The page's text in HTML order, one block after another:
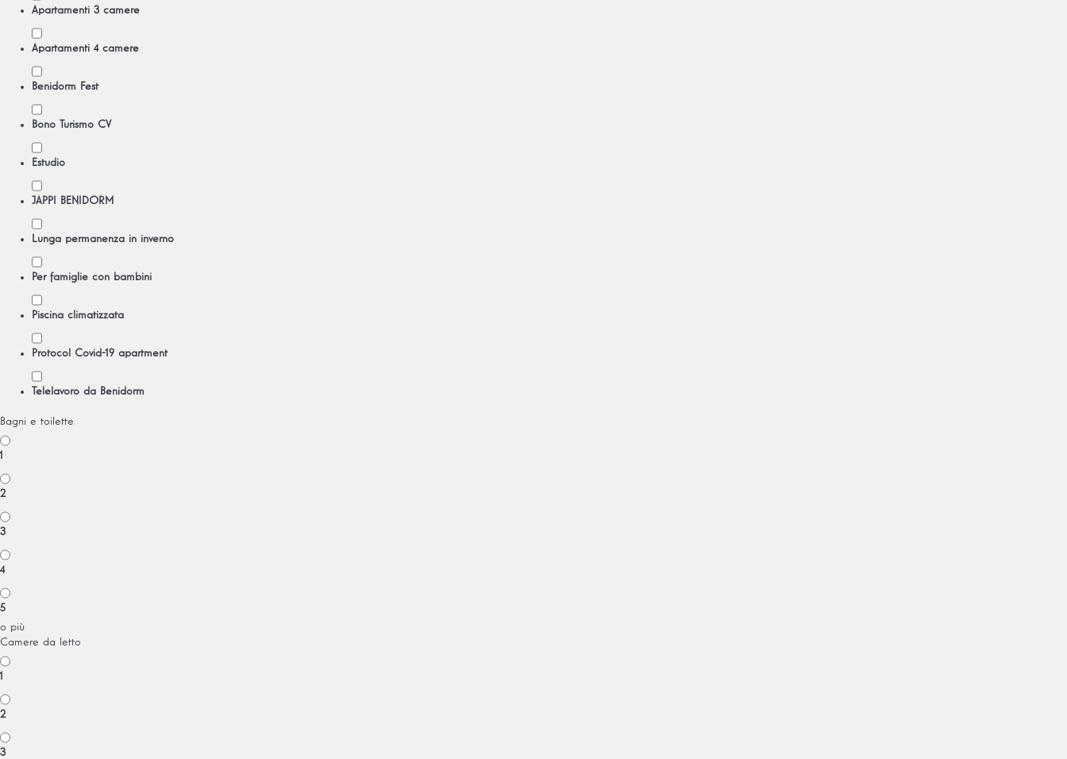
Apartamenti 3 camere
Apartamenti 4 camere
Benidorm Fest
Bono Turismo CV
Estudio
JAPPI BENIDORM
Lunga permanenza in inverno
Per famiglie con bambini
Piscina climatizzata
Protocol Covid-19 apartment
Telelavoro da Benidorm
Bagni e toilette
1
2
3
4
5
o più
Camere da letto
1
2
3